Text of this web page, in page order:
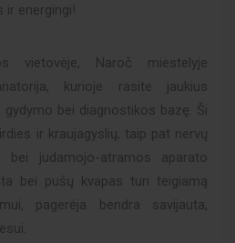
ir energingi!
vietovėje, Naroč miestelyje
kurioje rasite jaukius
bei diagnostikos bazę. Ši
ir kraujagyslių, taip pat nervų
bei judamojo-atramos aparato
bei pušų kvapas turi teigiamą
pagerėja bendra savijauta,